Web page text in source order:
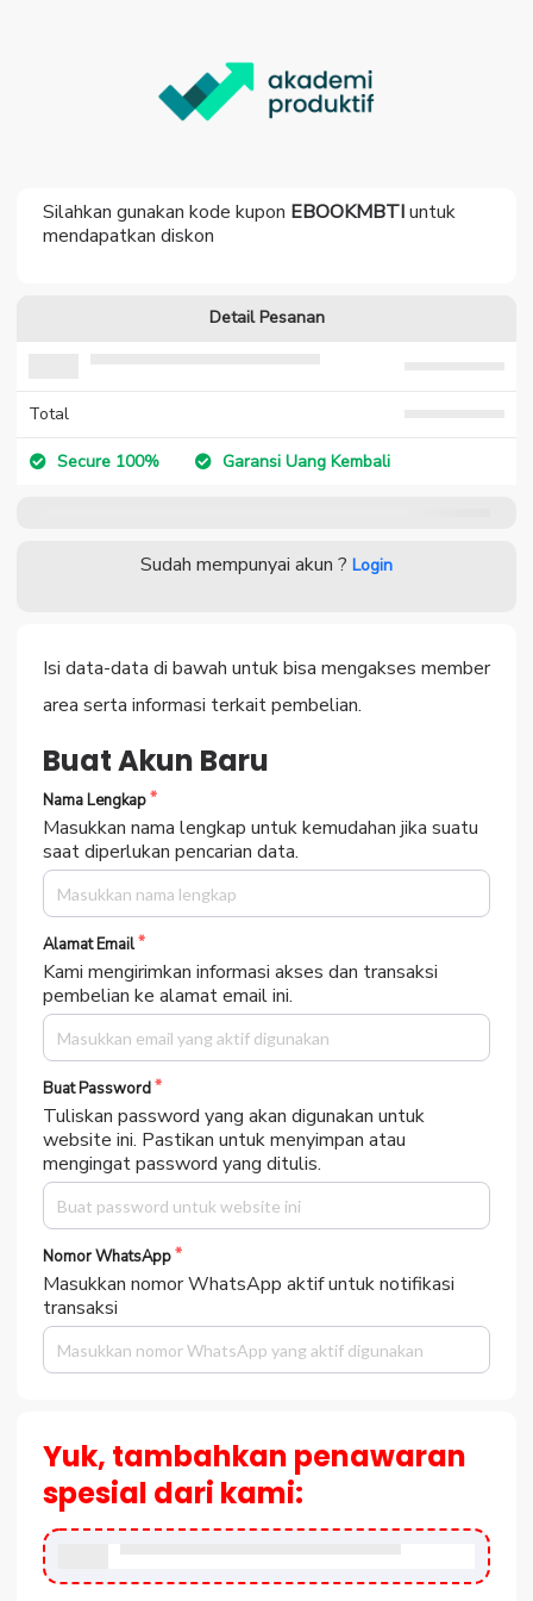
Silahkan gunakan kode kupon EBOOKMBTIuntuk
mendapatkan diskon
Detail Pesanan
Total
Secure 100% Garansi Uang Kembali
Sudah mempunyai akun ? Login
Isi data-data di bawah untuk bisa mengakses member
area serta informasi terkait pembelian.
Buat Akun Baru
Nama Lengkap
Masukkan nama lengkap untuk kemudahan jika suatu
saat diperlukan pencarian data.
Alamat Email
Kami mengirimkan informasi akses dan transaksi
pembelian ke alamat email ini.
Buat Password
Tuliskan password yang akan digunakan untuk
website ini. Pastikan untuk menyimpan atau
mengingat password yang ditulis.
Nomor WhatsApp
Masukkan nomor WhatsApp aktif untuk notifikasi
transaksi
Yuk, tambahkan penawaran
spesial dari kami: